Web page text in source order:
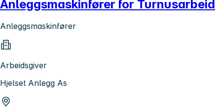
Anleggsmaskinfører for Turnusarbeid
Anleggsmaskinfører
Arbeidsgiver
Hjelset Anlegg As